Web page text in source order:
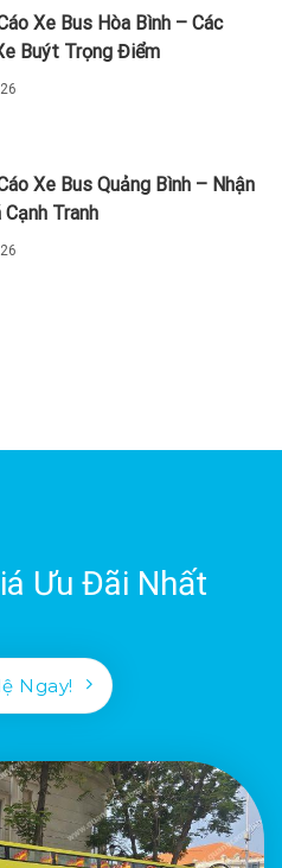
Xe Bus Hòa Bình – Các
Buýt Trọng Điểm
Xe Bus Quảng Bình – Nhận
Cạnh Tranh
Ưu Đãi Nhất
Ngay!